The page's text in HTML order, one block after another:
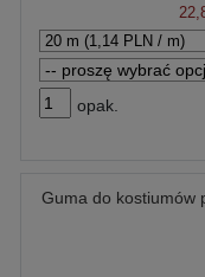
opak.
Guma do kostiumów